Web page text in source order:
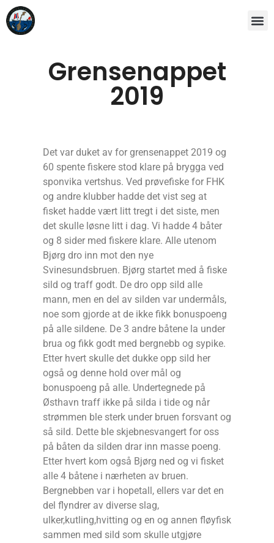
Grensenappet
2019
Det var duket av for grensenappet 2019 og
60 spente fiskere stod klare på brygga ved
sponvika vertshus. Ved prøvefiske for FHK
og andre klubber hadde det vist seg at
fisket hadde vært litt tregt i det siste, men
det skulle løsne litt i dag. Vi hadde 4 båter
og 8 sider med fiskere klare. Alle utenom
Bjørg dro inn mot den nye
Svinesundsbruen. Bjørg startet med å fiske
sild og traff godt. De dro opp sild alle
mann, men en del av silden var undermåls,
noe som gjorde at de ikke fikk bonuspoeng
på alle sildene. De 3 andre båtene la under
brua og fikk godt med bergnebb og sypike.
Etter hvert skulle det dukke opp sild her
også og denne hold over mål og
bonuspoeng på alle. Undertegnede på
Østhavn traff ikke på silda i tide og når
strømmen ble sterk under bruen forsvant og
så sild. Dette ble skjebnesvangert for oss
på båten da silden drar inn masse poeng.
Etter hvert kom også Bjørg ned og vi fisket
alle 4 båtene i nærheten av bruen.
Bergnebben var i hopetall, ellers var det en
del flyndrer av diverse slag,
ulker,kutling,hvitting og en og annen fløyfisk
sammen med sild som skulle utgjøre